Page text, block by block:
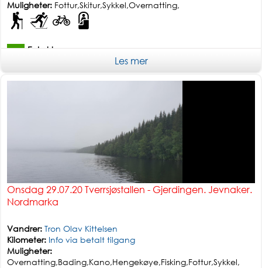
Muligheter: Fottur,Skitur,Sykkel,Overnatting,
Enkel tur
Les mer
Onsdag 29.07.20 Tverrsjøstallen - Gjerdingen. Jevnaker.
Nordmarka
Vandrer: Tron Olav Kittelsen
Kilometer: Info via betalt tilgang
Muligheter:
Overnatting,Bading,Kano,Hengekøye,Fisking,Fottur,Sykkel,